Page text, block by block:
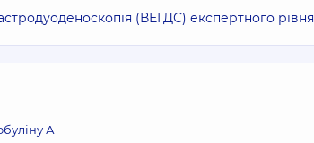
(ВЕГДС) експертного рівня
А